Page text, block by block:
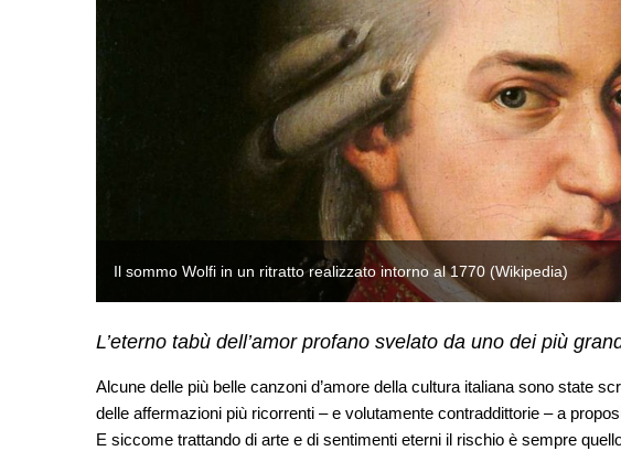
Il sommo Wolfi in un ritratto realizzato intorno al 1770 (Wikipedia)
L’eterno tabù dell’amor profano svelato da uno dei più
Alcune delle più belle canzoni d’amore della cultura italiana sono state
delle affermazioni più ricorrenti – e volutamente contraddittorie – a
E siccome trattando di arte e di sentimenti eterni il rischio è sempre